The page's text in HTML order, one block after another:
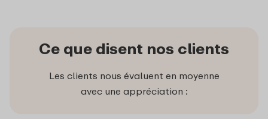
Ce que disent nos clients
Les clients nous évaluent en moyenne
avec une appréciation :